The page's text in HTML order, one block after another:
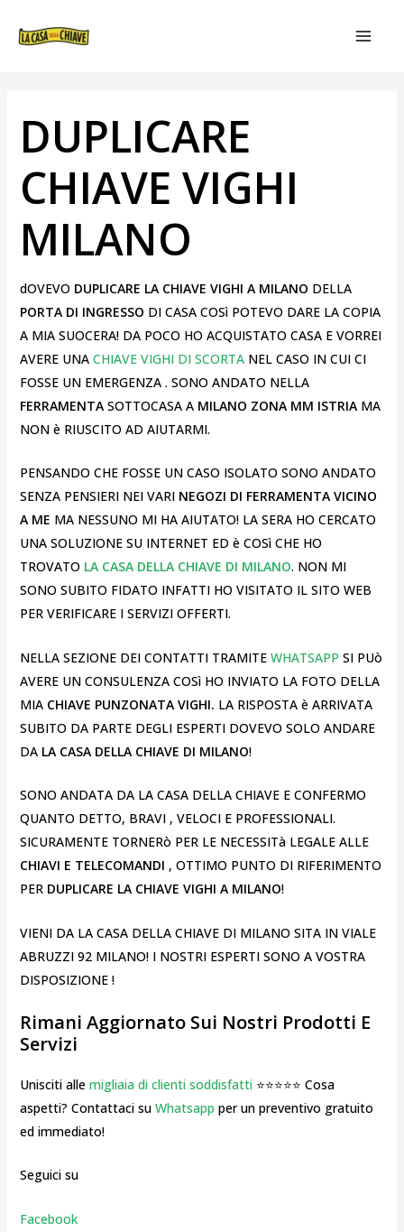
DUPLICARE
CHIAVE VIGHI
MILANO
dOVEVO DUPLICARE LA CHIAVE VIGHI A MILANO DELLA
PORTA DI INGRESSO DI CASA COSì POTEVO DARE LA COPIA
A MIA SUOCERA! DA POCO HO ACQUISTATO CASA E VORREI
AVERE UNA CHIAVE VIGHI DI SCORTANEL CASO IN CUI CI
FOSSE UN EMERGENZA . SONO ANDATO NELLA
FERRAMENTA SOTTOCASA A MILANO ZONA MM ISTRIAMA
NON è RIUSCITO AD AIUTARMI.
PENSANDO CHE FOSSE UN CASO ISOLATO SONO ANDATO
SENZA PENSIERI NEI VARI NEGOZI DI FERRAMENTA VICINO
A ME MA NESSUNO MI HA AIUTATO! LA SERA HO CERCATO
UNA SOLUZIONE SU INTERNET ED è COSì CHE HO
TROVATO LA CASA DELLA CHIAVE DI MILANO. NON MI
SONO SUBITO FIDATO INFATTI HO VISITATO IL SITO WEB
PER VERIFICARE I SERVIZI OFFERTI.
NELLA SEZIONE DEI CONTATTI TRAMITE WHATSAPP SI PUò
AVERE UN CONSULENZA COSì HO INVIATO LA FOTO DELLA
MIA CHIAVE PUNZONATA VIGHI. LA RISPOSTA è ARRIVATA
SUBITO DA PARTE DEGLI ESPERTI DOVEVO SOLO ANDARE
DA LA CASA DELLA CHIAVE DI MILANO!
SONO ANDATA DA LA CASA DELLA CHIAVE E CONFERMO
QUANTO DETTO, BRAVI , VELOCI E PROFESSIONALI.
SICURAMENTE TORNERò PER LE NECESSITà LEGALE ALLE
CHIAVI E TELECOMANDI , OTTIMO PUNTO DI RIFERIMENTO
PER DUPLICARE LA CHIAVE VIGHI A MILANO!
VIENI DA LA CASA DELLA CHIAVE DI MILANO SITA IN VIALE
ABRUZZI 92 MILANO! I NOSTRI ESPERTI SONO A VOSTRA
DISPOSIZIONE !
Rimani Aggiornato Sui Nostri Prodotti E
Servizi
Unisciti alle migliaia di clienti soddisfatti⭐⭐⭐⭐⭐ Cosa
aspetti? Contattaci su Whatsapp per un preventivo gratuito
ed immediato!
Seguici su
Facebook
ARTICOLI